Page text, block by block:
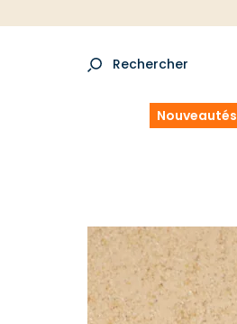
Rechercher
Nouveautés